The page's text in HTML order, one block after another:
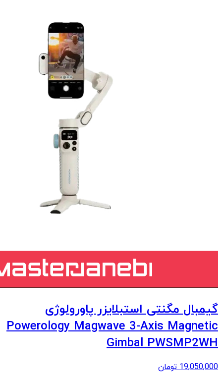
گیمبال مگنتی استبلایزر پاورولوژی
Powerology Magwave 3-Axis Magnetic
Gimbal PWSMP2WH
19,050,000 تومان